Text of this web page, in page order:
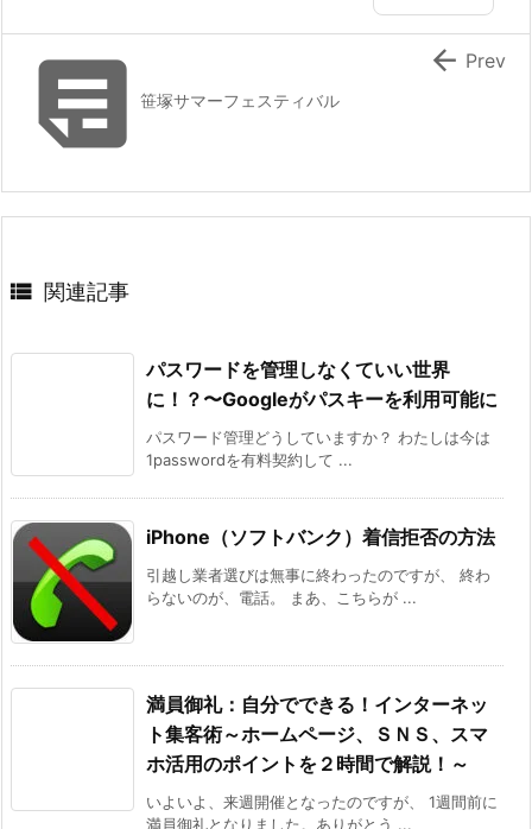
笹塚サマーフェスティバル
 Prev
 関連記事
パスワードを管理しなくていい世界
に！？〜Googleがパスキーを利用可能に
パスワード管理どうしていますか？ わたしは今は
1passwordを有料契約して ...
iPhone（ソフトバンク）着信拒否の方法
引越し業者選びは無事に終わったのですが、 終わ
らないのが、電話。 まあ、こちらが ...
満員御礼：自分でできる！インターネッ
ト集客術～ホームページ、ＳＮＳ、スマ
ホ活用のポイントを２時間で解説！～
いよいよ、来週開催となったのですが、 1週間前に
満員御礼となりました。ありがとう ...